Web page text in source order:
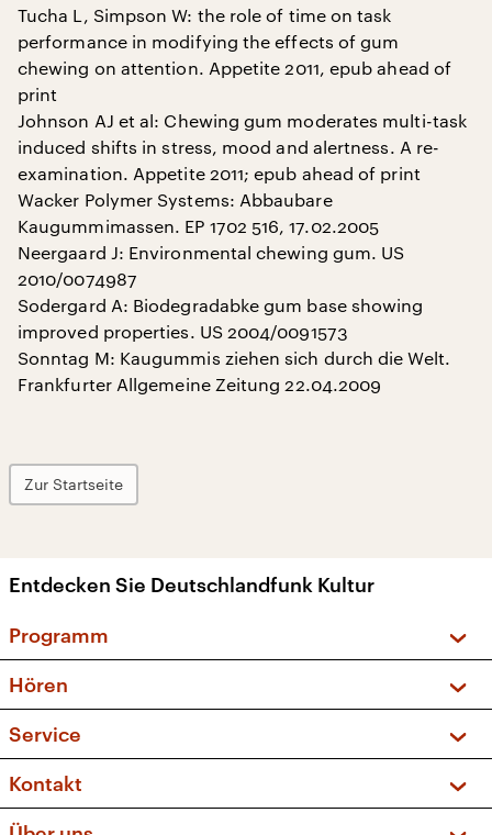
Tucha L, Simpson W: the role of time on task
performance in modifying the effects of gum
chewing on attention. Appetite 2011, epub ahead of
print
Johnson AJ et al: Chewing gum moderates multi-task
induced shifts in stress, mood and alertness. A re-
examination. Appetite 2011; epub ahead of print
Wacker Polymer Systems: Abbaubare
Kaugummimassen. EP 1702 516, 17.02.2005
Neergaard J: Environmental chewing gum. US
2010/0074987
Sodergard A: Biodegradabke gum base showing
improved properties. US 2004/0091573
Sonntag M: Kaugummis ziehen sich durch die Welt.
Frankfurter Allgemeine Zeitung 22.04.2009
Zur Startseite
Entdecken Sie Deutschlandfunk Kultur
Programm
Sendungen und Podcasts
Musikliste
Kakadu – Das Kinderprogramm
Hören
Frequenzen (UKW + DAB+)
Service
FAQ
Apps
Kontakt